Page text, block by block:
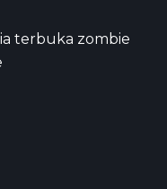
terbuka zombie